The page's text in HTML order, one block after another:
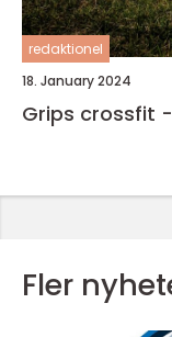
redaktionel
18. January 2024
Grips crossfit
Fler